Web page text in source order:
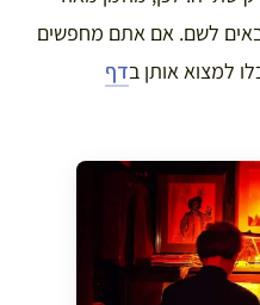
לשם. אם אתם מחפשים
למצוא אותן בדף